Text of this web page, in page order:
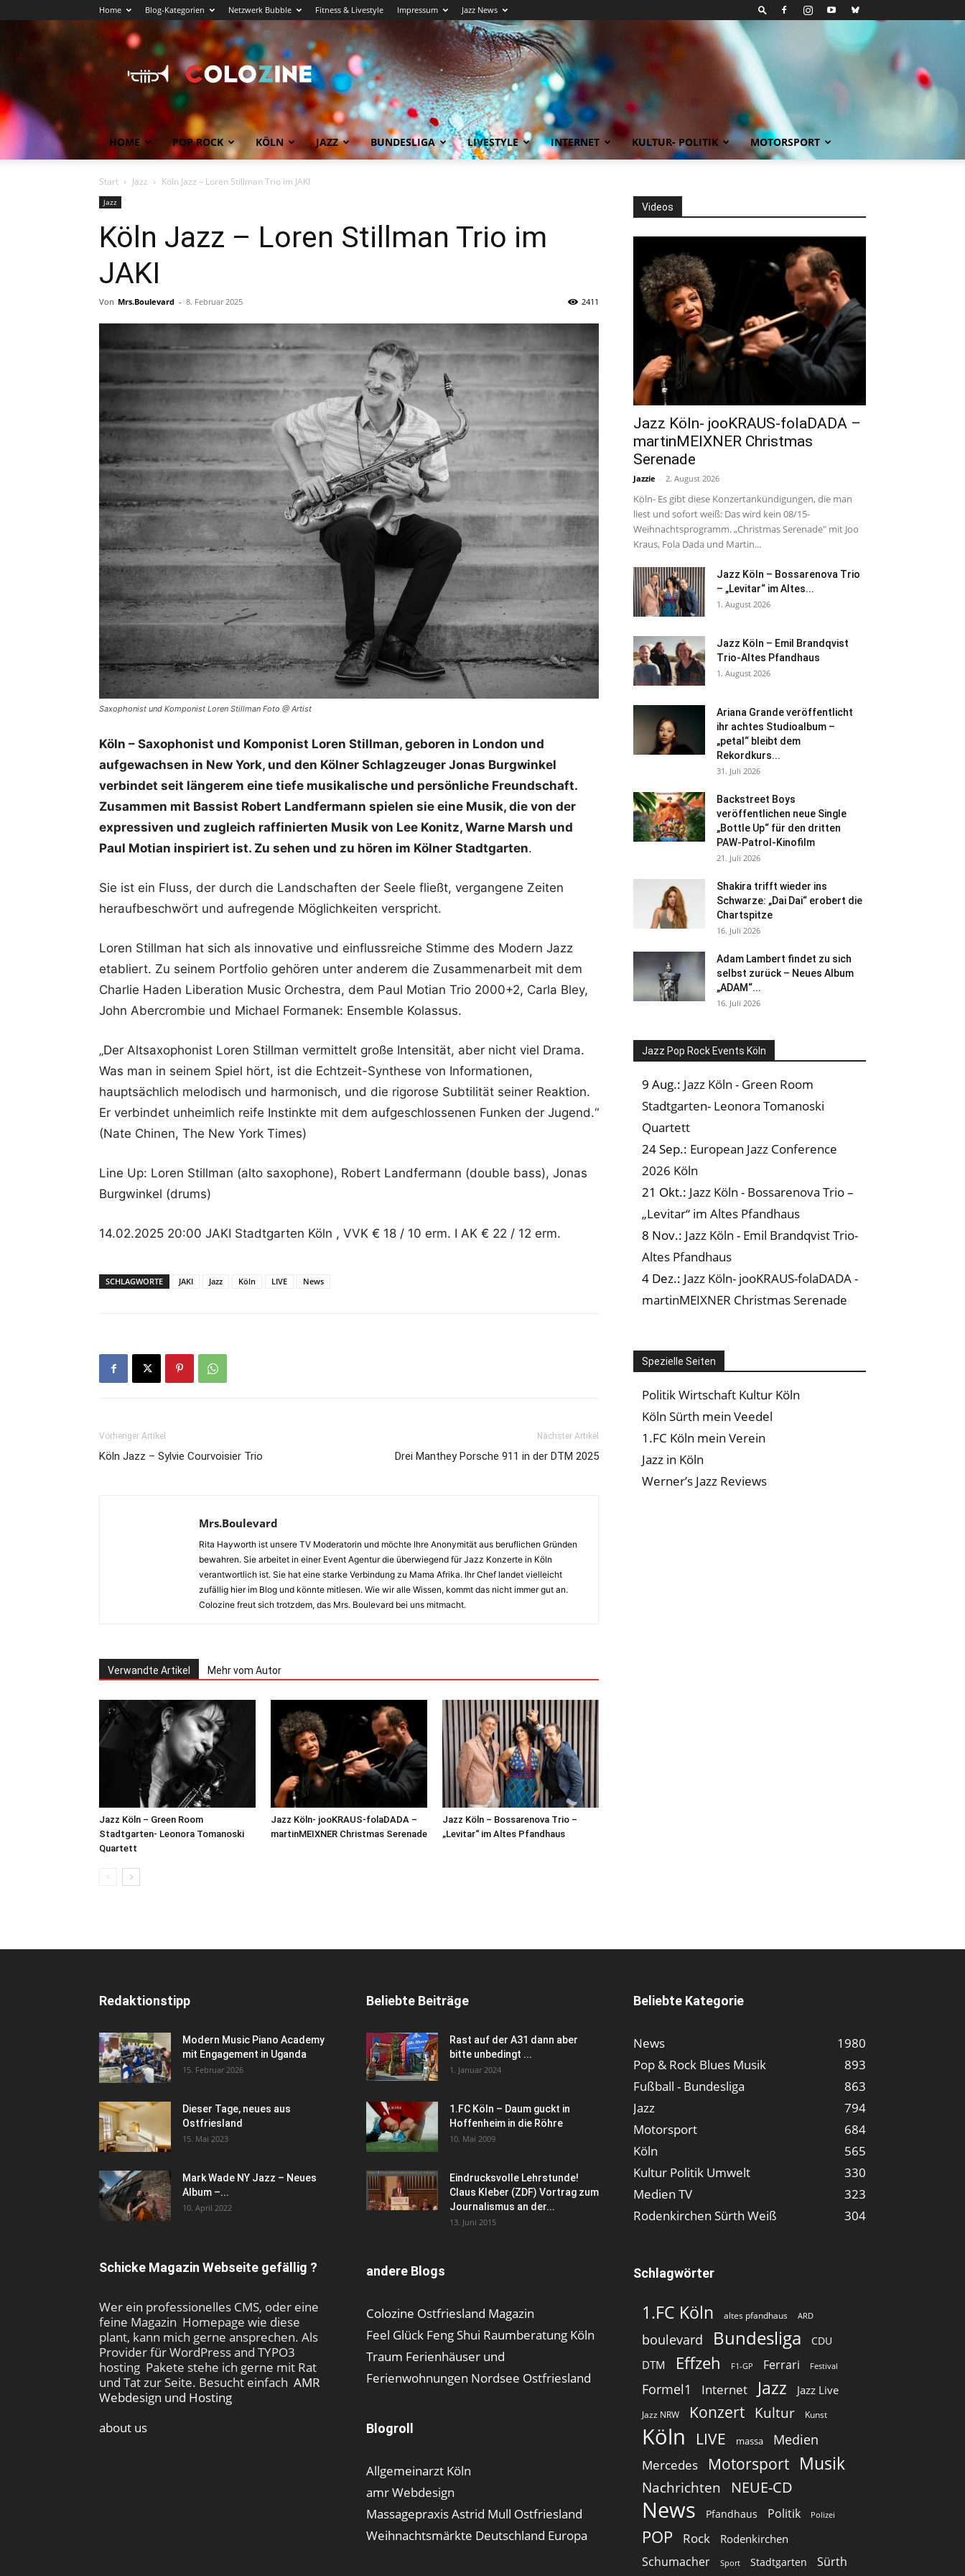
Home Blog-Kategorien Netzwerk Bubble Fitness & Livestyle Impressum Jazz News
Köln
News
COLOZINE
Magazin
HOME POP ROCK KÖLN JAZZ BUNDESLIGA LIVESTYLE INTERNET KULTUR- POLITIK MOTORSPORT
Start Jazz Köln Jazz – Loren Stillman Trio im JAKI
Jazz
Köln Jazz – Loren Stillman Trio im
JAKI
Von Mrs.Boulevard - 8. Februar 2025 2411
Saxophonist und Komponist Loren Stillman Foto @ Artist
Köln – Saxophonist und Komponist Loren Stillman, geboren in London und
aufgewachsen in New York, und den Kölner Schlagzeuger Jonas Burgwinkel
verbindet seit längerem eine tiefe musikalische und persönliche Freundschaft.
Zusammen mit Bassist Robert Landfermann spielen sie eine Musik, die von der
expressiven und zugleich raffinierten Musik von Lee Konitz, Warne Marsh und
Paul Motian inspiriert ist. Zu sehen und zu hören im Kölner Stadtgarten.
Sie ist ein Fluss, der durch die Landschaften der Seele fließt, vergangene Zeiten
heraufbeschwört und aufregende Möglichkeiten verspricht.
Loren Stillman hat sich als innovative und einflussreiche Stimme des Modern Jazz
etabliert. Zu seinem Portfolio gehören unter anderem die Zusammenarbeit mit dem
Charlie Haden Liberation Music Orchestra, dem Paul Motian Trio 2000+2, Carla Bley,
John Abercrombie und Michael Formanek: Ensemble Kolassus.
„Der Altsaxophonist Loren Stillman vermittelt große Intensität, aber nicht viel Drama.
Was man in seinem Spiel hört, ist die Echtzeit-Synthese von Informationen,
hauptsächlich melodisch und harmonisch, und die rigorose Subtilität seiner Reaktion.
Er verbindet unheimlich reife Instinkte mit dem aufgeschlossenen Funken der Jugend.“
(Nate Chinen, The New York Times)
Line Up: Loren Stillman (alto saxophone), Robert Landfermann (double bass), Jonas
Burgwinkel (drums)
14.02.2025 20:00 JAKI Stadtgarten Köln , VVK € 18 / 10 erm. I AK € 22 / 12 erm.
SCHLAGWORTE JAKI Jazz Köln LIVE News
Vorheriger Artikel
Köln Jazz – Sylvie Courvoisier Trio
Nächster Artikel
Drei Manthey Porsche 911 in der DTM 2025
Mrs.Boulevard
Rita Hayworth ist unsere TV Moderatorin und möchte Ihre Anonymität aus beruflichen Gründen
bewahren. Sie arbeitet in einer Event Agentur die überwiegend für Jazz Konzerte in Köln
verantwortlich ist. Sie hat eine starke Verbindung zu Mama Afrika. Ihr Chef landet vielleicht
zufällig hier im Blog und könnte mitlesen. Wie wir alle Wissen, kommt das nicht immer gut an.
Colozine freut sich trotzdem, das Mrs. Boulevard bei uns mitmacht.
Verwandte Artikel Mehr vom Autor
Jazz Köln – Green Room
Stadtgarten- Leonora Tomanoski
Quartett
Jazz Köln- jooKRAUS-folaDADA –
martinMEIXNER Christmas Serenade
Jazz Köln – Bossarenova Trio –
„Levitar“ im Altes Pfandhaus
Videos
Jazz Köln- jooKRAUS-folaDADA –
martinMEIXNER Christmas
Serenade
Jazzie - 2. August 2026
Köln- Es gibt diese Konzertankündigungen, die man
liest und sofort weiß: Das wird kein 08/15-
Weihnachtsprogramm. „Christmas Serenade" mit Joo
Kraus, Fola Dada und Martin...
Jazz Köln – Bossarenova Trio
– „Levitar“ im Altes...
1. August 2026
Jazz Köln – Emil Brandqvist
Trio-Altes Pfandhaus
1. August 2026
Ariana Grande veröffentlicht
ihr achtes Studioalbum –
„petal“ bleibt dem
Rekordkurs...
31. Juli 2026
Backstreet Boys
veröffentlichen neue Single
„Bottle Up“ für den dritten
PAW-Patrol-Kinofilm
21. Juli 2026
Shakira trifft wieder ins
Schwarze: „Dai Dai“ erobert die
Chartspitze
16. Juli 2026
Adam Lambert findet zu sich
selbst zurück – Neues Album
„ADAM“...
16. Juli 2026
Jazz Pop Rock Events Köln
9 Aug.: Jazz Köln - Green Room
Stadtgarten- Leonora Tomanoski
Quartett
24 Sep.: European Jazz Conference
2026 Köln
21 Okt.: Jazz Köln - Bossarenova Trio –
„Levitar“ im Altes Pfandhaus
8 Nov.: Jazz Köln - Emil Brandqvist Trio-
Altes Pfandhaus
4 Dez.: Jazz Köln- jooKRAUS-folaDADA -
martinMEIXNER Christmas Serenade
Spezielle Seiten
Politik Wirtschaft Kultur Köln
Köln Sürth mein Veedel
1.FC Köln mein Verein
Jazz in Köln
Werner’s Jazz Reviews
Redaktionstipp
Modern Music Piano Academy
mit Engagement in Uganda
15. Februar 2026
Dieser Tage, neues aus
Ostfriesland
15. Mai 2023
Mark Wade NY Jazz – Neues
Album –...
10. April 2022
Schicke Magazin Webseite gefällig ?
Wer ein professionelles CMS, oder eine
feine Magazin Homepage wie diese
plant, kann mich gerne ansprechen. Als
Provider für WordPress and TYPO3
hosting Pakete stehe ich gerne mit Rat
und Tat zur Seite. Besucht einfach AMR
Webdesign und Hosting
about us
Beliebte Beiträge
Rast auf der A31 dann aber
bitte unbedingt ...
1. Januar 2024
1.FC Köln – Daum guckt in
Hoffenheim in die Röhre
10. Mai 2009
Eindrucksvolle Lehrstunde!
Claus Kleber (ZDF) Vortrag zum
Journalismus an der...
13. Juni 2015
andere Blogs
Colozine Ostfriesland Magazin
Feel Glück Feng Shui Raumberatung Köln
Traum Ferienhäuser und
Ferienwohnungen Nordsee Ostfriesland
Blogroll
Allgemeinarzt Köln
amr Webdesign
Massagepraxis Astrid Mull Ostfriesland
Weihnachtsmärkte Deutschland Europa
Beliebte Kategorie
News
1980
Pop & Rock Blues Musik
893
Fußball - Bundesliga
863
Jazz
794
Motorsport
684
Köln
565
Kultur Politik Umwelt
330
Medien TV
323
Rodenkirchen Sürth Weiß
304
Schlagwörter
1.FC Köln altes pfandhaus ARD
boulevard Bundesliga CDU
DTM Effzeh F1-GP Ferrari Festival
Formel1 Internet Jazz Jazz Live
Jazz NRW Konzert Kultur Kunst
Köln LIVE massa Medien
Mercedes Motorsport Musik
Nachrichten NEUE-CD
News Pfandhaus Politik Polizei
POP Rock Rodenkirchen
Schumacher Sport Stadtgarten Sürth